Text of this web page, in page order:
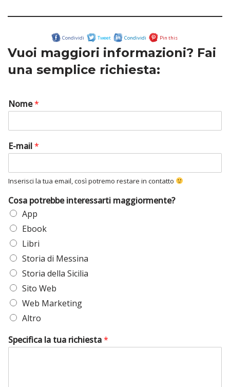
Condividi Tweet Condividi Pin this
Vuoi maggiori informazioni? Fai
una semplice richiesta:
Nome*
E-mail*
Inserisci la tua email, così potremo restare in contatto
Cosa potrebbe interessarti maggiormente?
App
Ebook
Libri
Storia di Messina
Storia della Sicilia
Sito Web
Web Marketing
Altro
Specifica la tua richiesta*